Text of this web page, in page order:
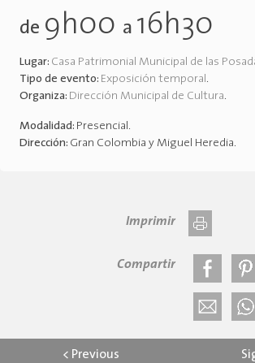
de 9h00 a 16h30
Lugar: Casa Patrimonial Municipal de las
Tipo de evento: Exposición temporal.
Organiza: Dirección Municipal de Cultura.
Modalidad: Presencial.
Dirección: Gran Colombia y Miguel Heredia.
Imprimir
Compartir
< Previous